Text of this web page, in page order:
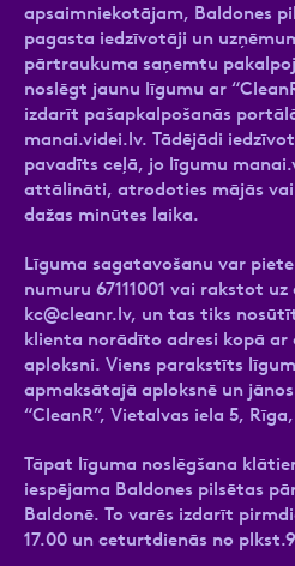
apsaimniekotājam, Baldones
pagasta iedzīvotāji un
pārtraukuma saņemtu
noslēgt jaunu līgumu ar
izdarīt pašapkalpošanās
manai.videi.lv. Tādējādi
pavadīts ceļā, jo līgumu
attālināti, atrodoties mājās vai
dažas minūtes laika.
Līguma sagatavošanu var
numuru 67111001 vai rakstot
kc@cleanr.lv, un tas tiks
klienta norādīto adresi kopā ar
aploksni. Viens parakstīts
apmaksātajā aploksnē un
“CleanR”, Vietalvas iela 5,
Tāpat līguma noslēgšana
iespējama Baldones pilsētas
Baldonē. To varēs izdarīt
17.00 un ceturtdienās no